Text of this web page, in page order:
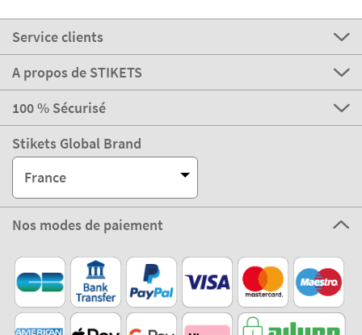
Service clients
A propos de STIKETS
100 % Sécurisé
Stikets Global Brand
France
Nos modes de paiement